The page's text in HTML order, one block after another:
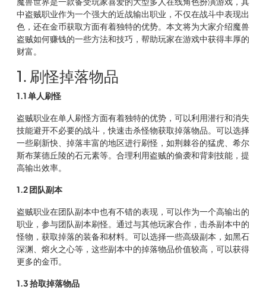
中盗贼职业作为一个强大的近战输出职业，不仅在战斗中表现出
色，还在金币获取方面有着独特的优势。本文将为大家介绍魔兽
盗贼如何赚钱的一些方法和技巧，帮助玩家在游戏中获得丰厚的
财富。
1. 刷怪掉落物品
1.1 单人刷怪
盗贼职业在单人刷怪方面有着独特的优势，可以利用潜行和消失
技能避开不必要的战斗，快速击杀怪物获取掉落物品。可以选择
一些刷新快、掉落丰富的地区进行刷怪，如荆棘谷的猛虎、希尔
斯布莱德丘陵的石元素等。合理利用盗贼的偷袭和背刺技能，提
高输出效率。
1.2 团队副本
盗贼职业在团队副本中也有不错的表现，可以作为一个高输出的
职业，参与团队副本刷怪。通过与其他玩家合作，击杀副本中的
怪物，获取掉落的装备和材料。可以选择一些高级副本，如黑石
深渊、熔火之心等，这些副本中的掉落物品价值较高，可以获得
更多的金币。
1.3 拾取掉落物品